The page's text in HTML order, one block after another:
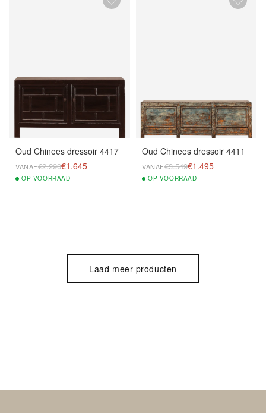
Oud Chinees dressoir 4417
VANAF€2.290€1.645
OP VOORRAAD
Oud Chinees dressoir 4411
VANAF€3.549€1.495
OP VOORRAAD
Laad meer producten